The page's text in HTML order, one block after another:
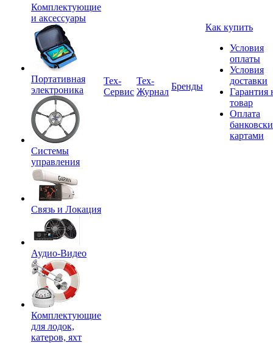
Комплектующие
и аксессуары
Портативная
электроника
Системы
управления
Связь и Локация
Аудио-Видео
Комплектующие
для лодок,
катеров, яхт
Tex-
Сервис
Тех-
Журнал
Бренды
Как купить
Условия
оплаты
Условия
доставки
Гарантия
товар
Оплата
картами